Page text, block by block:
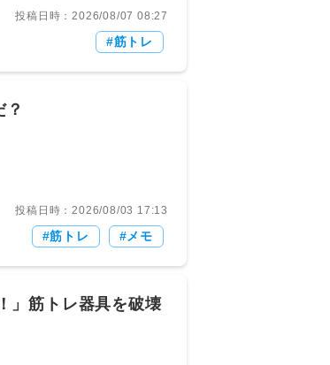
を頂けるとはどんな方が
を自分なりに考えてみた。
ンティア精神のある人は自
様々だろうが、多くの人は
・他人から認められた
1. 現在の生活を手に入れ
私は過去に15年もの間ネッ
かな？）で行っていた。そ
をする人間というのは妬み
読めば解る事だ。そんな人
投稿日時：2026/08/07 08:27
筋トレ
？
投稿日時：2026/08/03 17:13
筋トレ メモ
」筋トレ器具を破壊